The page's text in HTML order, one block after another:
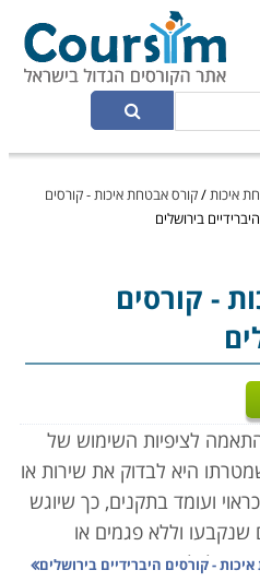
איכות/קורס אבטחת איכות - קורסים
בירושלים
- קורסים
לציפיות השימוש של
היא לבדוק את שירות או
ועומד בתקנים, כך שיוגש
וללא פגמים או
לכל מקרה באופן פרטני
- קורסים היברידיים בירושלים